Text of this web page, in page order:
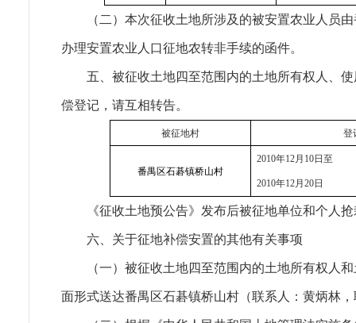
（二）本次征收土地所涉及的被安置农业人员
办理安置农业人口征地农转非手续的函件。
五、被征收土地四至范围内的土地所有权人、
偿登记，请互相转告。
被征地村 登
番禺区石碁镇桥山村
2010年12月 10日 至
2010年12月 20日
《征收土地预公告》发布后被征地单位和个人
六、关于征地补偿安置的其他有关事项
（一）被征收土地四至范围内的土地所有权人
面形式送达番禺区石碁镇桥山村（联系人：黄炳林，